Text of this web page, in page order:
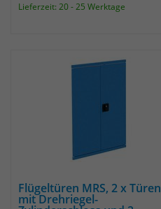
Lieferzeit: 20 - 25 Werktage
Flügeltüren MRS, 2 x Türen
mit Drehriegel-